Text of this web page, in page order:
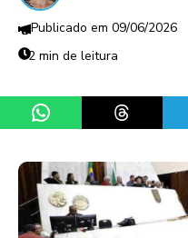
09/06/2026
2 min de leitura
Share on WhatsApp
Share on